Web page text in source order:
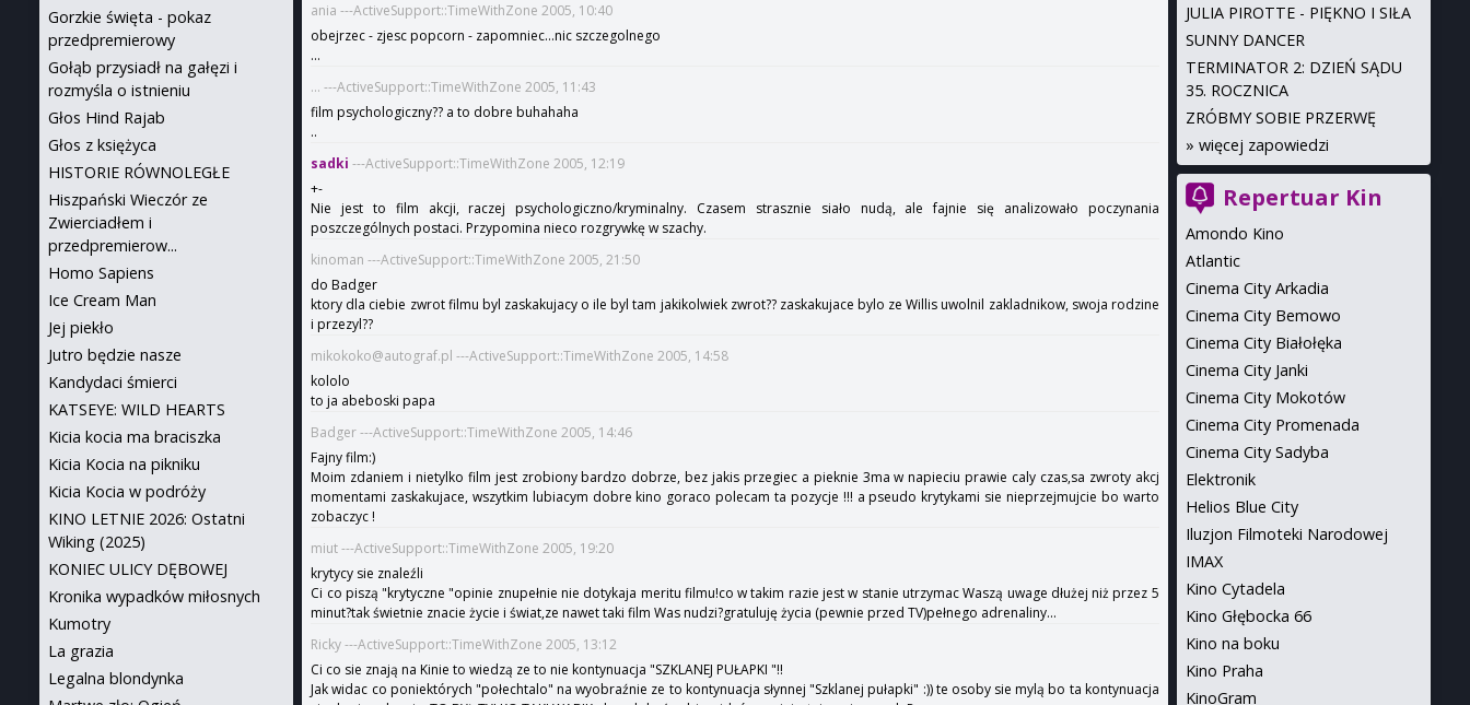
ania ---ActiveSupport::TimeWithZone 2005, 10:40
obejrzec - zjesc popcorn - zapomniec...nic szczegolnego
...
... ---ActiveSupport::TimeWithZone 2005, 11:43
film psychologiczny?? a to dobre buhahaha
..
sadki ---ActiveSupport::TimeWithZone 2005, 12:19
+-
Nie jest to film akcji, raczej psychologiczno/kryminalny. Czasem strasznie siało nudą, ale fajnie się analizowało poczynania
poszczególnych postaci. Przypomina nieco rozgrywkę w szachy.
kinoman ---ActiveSupport::TimeWithZone 2005, 21:50
do Badger
ktory dla ciebie zwrot filmu byl zaskakujacy o ile byl tam jakikolwiek zwrot?? zaskakujace bylo ze Willis uwolnil zakladnikow, swoja rodzine
i przezyl??
mikokoko@autograf.pl ---ActiveSupport::TimeWithZone 2005, 14:58
kololo
to ja abeboski papa
Badger ---ActiveSupport::TimeWithZone 2005, 14:46
Fajny film:)
Moim zdaniem i nietylko film jest zrobiony bardzo dobrze, bez jakis przegiec a pieknie 3ma w napieciu prawie caly czas,sa zwroty akcj
momentami zaskakujace, wszytkim lubiacym dobre kino goraco polecam ta pozycje !!! a pseudo krytykami sie nieprzejmujcie bo warto
zobaczyc !
miut ---ActiveSupport::TimeWithZone 2005, 19:20
krytycy sie znaleźli
Ci co piszą "krytyczne "opinie znupełnie nie dotykaja meritu filmu!co w takim razie jest w stanie utrzymac Waszą uwage dłużej niż przez 5
minut?tak świetnie znacie życie i świat,ze nawet taki film Was nudzi?gratuluję życia (pewnie przed TV)pełnego adrenaliny...
Ricky ---ActiveSupport::TimeWithZone 2005, 13:12
Ci co sie znają na Kinie to wiedzą ze to nie kontynuacja "SZKLANEJ PUŁAPKI "!!
Jak widac co poniektórych "połechtalo" na wyobraźnie ze to kontynuacja słynnej "Szklanej pułapki" :)) te osoby sie mylą bo ta kontynuacja
JULIA PIROTTE - PIĘKNO I SIŁA
SUNNY DANCER
TERMINATOR 2: DZIEŃ SĄDU
35. ROCZNICA
ZRÓBMY SOBIE PRZERWĘ
» więcej zapowiedzi
Repertuar Kin
Amondo Kino
Atlantic
Cinema City Arkadia
Cinema City Bemowo
Cinema City Białołęka
Cinema City Janki
Cinema City Mokotów
Cinema City Promenada
Cinema City Sadyba
Elektronik
Helios Blue City
Iluzjon Filmoteki Narodowej
IMAX
Kino Cytadela
Kino Głębocka 66
Kino na boku
Kino Praha
KinoGram
Gorzkie święta - pokaz
przedpremierowy
Gołąb przysiadł na gałęzi i
rozmyśla o istnieniu
Głos Hind Rajab
Głos z księżyca
HISTORIE RÓWNOLEGŁE
Hiszpański Wieczór ze
Zwierciadłem i
przedpremierow...
Homo Sapiens
Ice Cream Man
Jej piekło
Jutro będzie nasze
Kandydaci śmierci
KATSEYE: WILD HEARTS
Kicia kocia ma braciszka
Kicia Kocia na pikniku
Kicia Kocia w podróży
KINO LETNIE 2026: Ostatni
Wiking (2025)
KONIEC ULICY DĘBOWEJ
Kronika wypadków miłosnych
Kumotry
La grazia
Legalna blondynka